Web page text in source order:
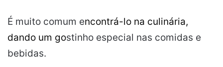
É muito comum encontrá-lo na culinária,
dando um gostinho especial nas comidas e
bebidas.